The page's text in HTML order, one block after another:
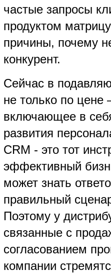
частые запросы
продуктом
причины, почему
конкурент.
Сейчас в
не только по цене
включающее в
развития
CRM - это тот
эффективный
может знать
правильный
Поэтому у
связанные с
согласованием
компании